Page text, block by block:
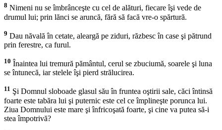
8 Nimeni nu se îmbrânceşte cu cel de alături, fiecare îşi vede de
drumul lui; prin lănci se aruncă, fără să facă vre-o spărtură.
9 Dau năvală în cetate, aleargă pe ziduri, răzbesc în case şi pătrund
prin ferestre, ca furul.
10 Înaintea lui tremură pământul, cerul se zbuciumă, soarele şi luna
se întunecă, iar stelele îşi pierd strălucirea.
11 Şi Domnul sloboade glasul său în fruntea oştirii sale, căci întinsă
foarte este tabăra lui şi puternic este cel ce împlineşte porunca lui.
Ziua Domnului este mare şi înfricoşată foarte, şi cine va putea să-i
stea împotrivă?